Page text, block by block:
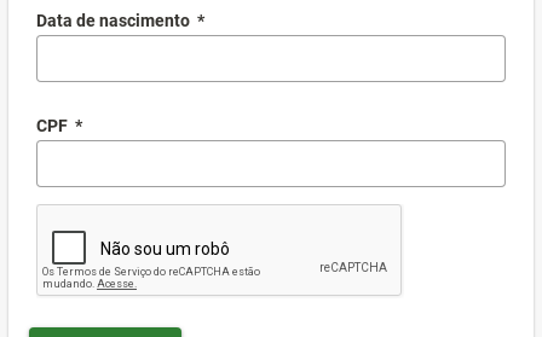
Data de nascimento *
CPF *